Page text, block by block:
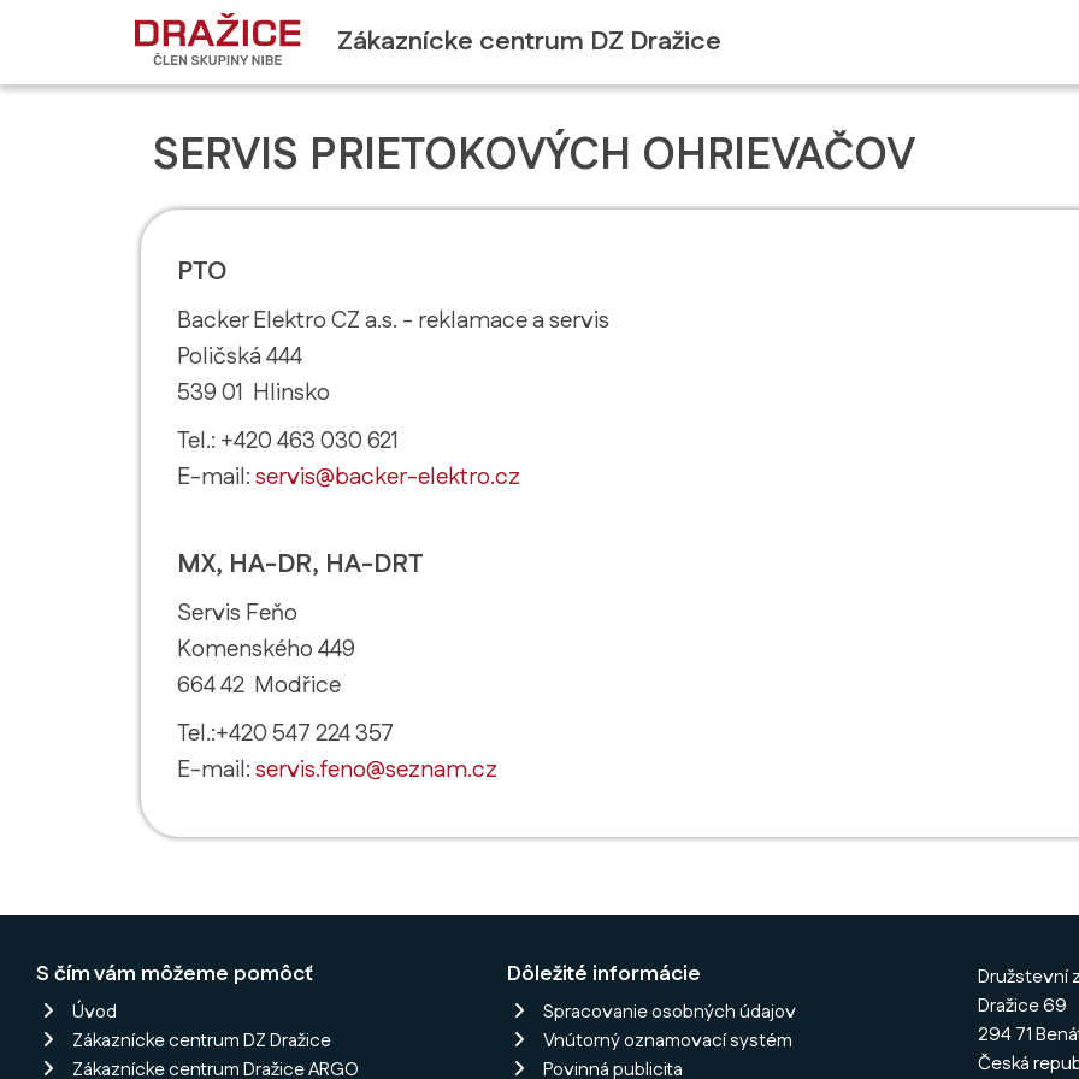
Zákaznícke centrum DZ Dražice
SERVIS PRIETOKOVÝCH OHRIEVAČOV
PTO
Backer Elektro CZ a.s. - reklamace a servis
Poličská 444
539 01 Hlinsko
Tel.: +420 463 030 621
E-mail:servis@backer-elektro.cz
MX, HA-DR, HA-DRT
Servis Feňo
Komenského 449
664 42 Modřice
Tel.:+420 547 224 357
E-mail:servis.feno@seznam.cz
S čím vám môžeme pomôcť
Úvod
Zákaznícke centrum DZ Dražice
Zákaznícke centrum Dražice ARGO
Dôležité informácie
Spracovanie osobných údajov
Vnútorný oznamovací systém
Povinná publicita
Družstevní
Dražice 69
294 71
Česká